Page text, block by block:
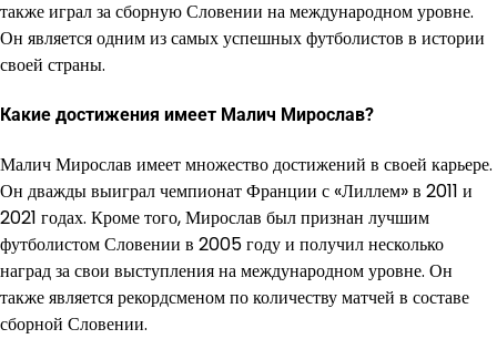
также играл за сборную Словении на международном уровне.
Он является одним из самых успешных футболистов в истории
своей страны.
Какие достижения имеет Малич Мирослав?
Малич Мирослав имеет множество достижений в своей карьере.
Он дважды выиграл чемпионат Франции с «Лиллем» в 2011 и
2021 годах. Кроме того, Мирослав был признан лучшим
футболистом Словении в 2005 году и получил несколько
наград за свои выступления на международном уровне. Он
также является рекордсменом по количеству матчей в составе
сборной Словении.